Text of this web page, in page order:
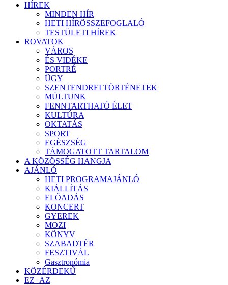
HÍREK
MINDEN HÍR
HETI HÍRÖSSZEFOGLALÓ
TESTÜLETI HÍREK
ROVATOK
VÁROS
ÉS VIDÉKE
PORTRÉ
ÜGY
SZENTENDREI TÖRTÉNETEK
MÚLTUNK
FENNTARTHATÓ ÉLET
KULTÚRA
OKTATÁS
SPORT
EGÉSZSÉG
TÁMOGATOTT TARTALOM
A KÖZÖSSÉG HANGJA
AJÁNLÓ
HETI PROGRAMAJÁNLÓ
KIÁLLÍTÁS
ELŐADÁS
KONCERT
GYEREK
MOZI
KÖNYV
SZABADTÉR
FESZTIVÁL
Gasztronómia
KÖZÉRDEKŰ
EZ+AZ